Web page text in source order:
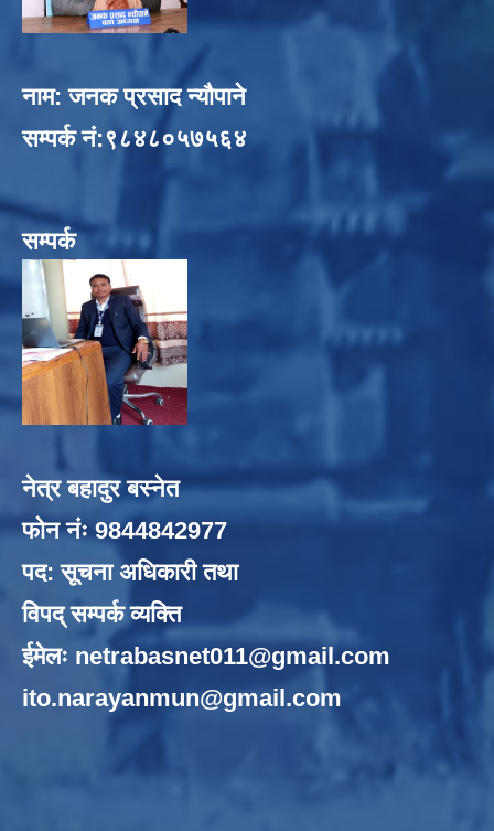
नाम: जनक प्रसाद न्यौपाने
सम्पर्क नं:९८४८०५७५६४
सम्पर्क
नेत्र बहादुर बस्नेत
फोन नंः 9844842977
पद: सूचना अधिकारी तथा
विपद् सम्पर्क व्यक्ति
ईमेलः netrabasnet011@gmail.com
ito.narayanmun@gmail.com